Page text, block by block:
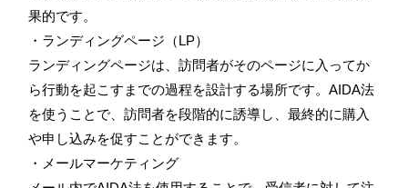
果的です。
・ランディングページ（LP）
ランディングページは、訪問者がそのページに入ってか
ら行動を起こすまでの過程を設計する場所です。AIDA法
を使うことで、訪問者を段階的に誘導し、最終的に購入
や申し込みを促すことができます。
・メールマーケティング